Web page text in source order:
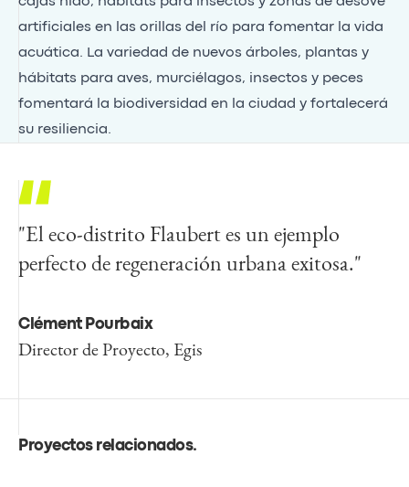
artificiales en las orillas del río para fomentar la vida
acuática. La variedad de nuevos árboles, plantas y
hábitats para aves, murciélagos, insectos y peces
fomentará la biodiversidad en la ciudad y fortalecerá
su resiliencia.
"El eco-distrito Flaubert es un ejemplo
perfecto de regeneración urbana exitosa."
Clément Pourbaix
Director de Proyecto, Egis
Proyectos relacionados.